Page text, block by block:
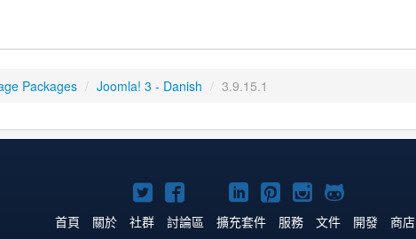
Packages / Joomla! 3 - Danish / 3.9.15.1
Twitter
上
Facebook
上
YouTube
上
Linkedln
上
Pinterest
上
Instagram
上
GitHub
上
首頁 關於 社群 討論區 擴充套件 服務 文件 開發 商店